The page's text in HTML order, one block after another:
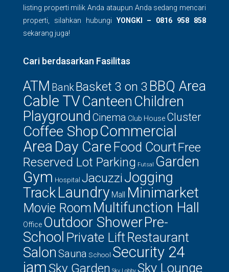
listing properti milik Anda ataupun Anda sedang mencari
properti, silahkan hubungi YONGKI – 0816 958 858
sekarang juga!
Cari berdasarkan Fasilitas
ATM BankBasket 3 on 3 BBQ Area
Cable TVCanteen Children
Playground Cinema Club House Cluster
Coffee ShopCommercial
Area Day Care Food CourtFree
Reserved Lot Parking Futsal Garden
Gym Hospital JacuzziJogging
TrackLaundry Mall Minimarket
Movie Room Multifunction Hall
Office Outdoor ShowerPre-
School Private Lift Restaurant
Salon Sauna School Security 24
jamSky Garden Sky Lounge